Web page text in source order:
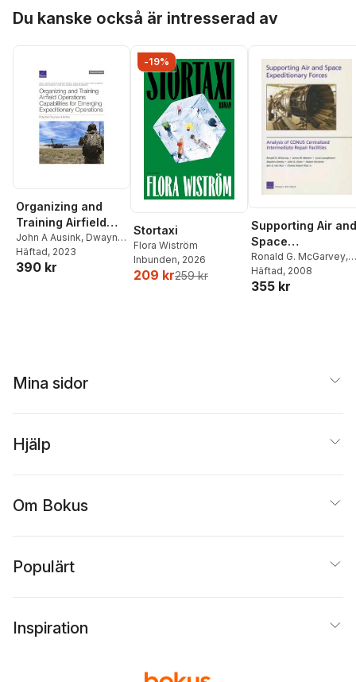
Authorization Act
Du kanske också är intresserad av
Organizing and
Training Airfield
Operations
Capabilities for
Emerging
John A Ausink, Dwayne
M Butler,Kristin F Lynch
John G Drew
Häftad, 2023
390 kr
-19%
Stortaxi
Flora Wiström
Inbunden, 2026
209 kr259 kr
Supporting Air and
Space
Expeditionary
Forces
Ronald G. McGarvey,
James M. Masters
Louis Luangkesorn
Häftad, 2008
355 kr
Mina sidor
Hjälp
Om Bokus
Populärt
Inspiration